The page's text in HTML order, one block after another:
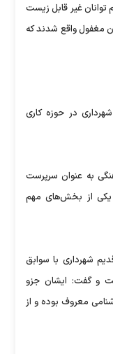
توانان غیر قابل زیست
مغفول واقع شدند که
در حوزه کاری
به عنوان سرپرست
یکی از بخش‌های مهم
شهرداری با سوابق
و گفت: ایشان جزو
معروف بوده و از